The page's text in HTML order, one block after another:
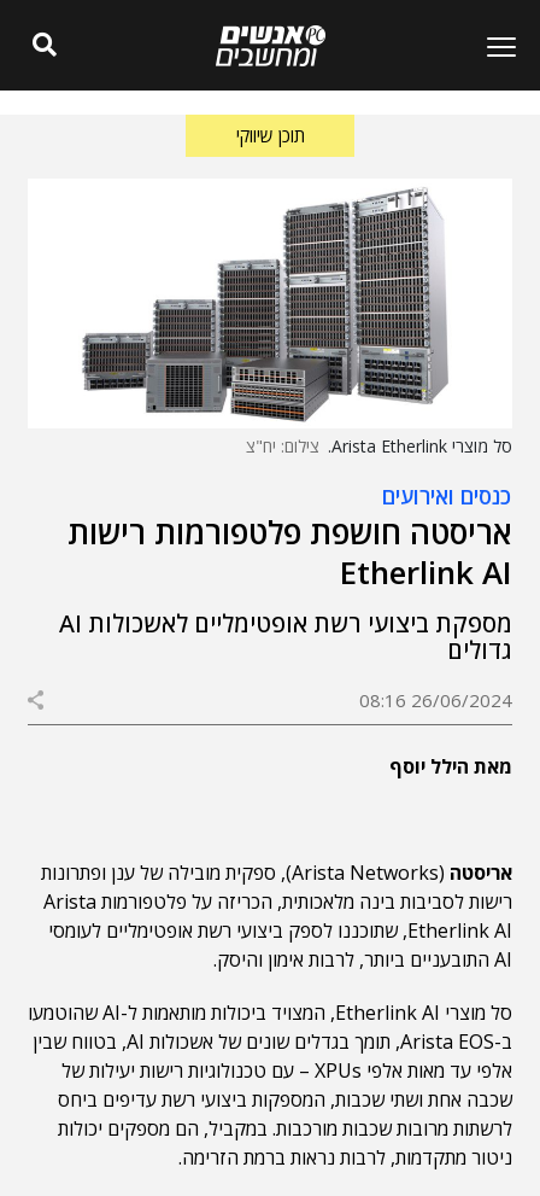
תוכן שיווקי
סל מוצרי Arista Etherlink. צילום: יח"צ
כנסים ואירועים
אריסטה חושפת פלטפורמות רישות
Etherlink AI
מספקת ביצועי רשת אופטימליים לאשכולות AI
גדולים
26/06/2024 08:16
מאת הילל יוסף
אריסטה
(Arista Networks), ספקית מובילה של ענן ופתרונות
רישות לסביבות בינה מלאכותית, הכריזה על פלטפורמות Arista
Etherlink AI, שתוכננו לספק ביצועי רשת אופטימליים לעומסי
AI התובעניים ביותר, לרבות אימון והיסק.
סל מוצרי Etherlink AI, המצויד ביכולות מותאמות ל-AI שהוטמעו
ב-Arista EOS, תומך בגדלים שונים של אשכולות AI, בטווח שבין
אלפי עד מאות אלפי XPUs – עם טכנולוגיות רישות יעילות של
שכבה אחת ושתי שכבות, המספקות ביצועי רשת עדיפים ביחס
לרשתות מרובות שכבות מורכבות. במקביל, הם מספקים יכולות
ניטור מתקדמות, לרבות נראות ברמת הזרימה.